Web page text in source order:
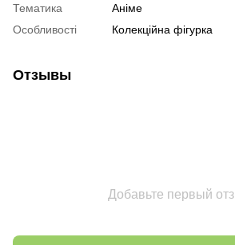
Тематика
Аніме
Особливості
Колекційна фігурка
Отзывы
Добавьте первый